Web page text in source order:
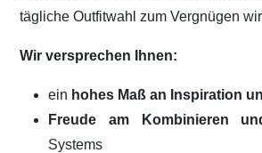
tägliche Outfitwahl zum Vergnügen
Wir versprechen Ihnen:
ein hohes Maß an Inspiration
Freude am Kombinieren
Systems